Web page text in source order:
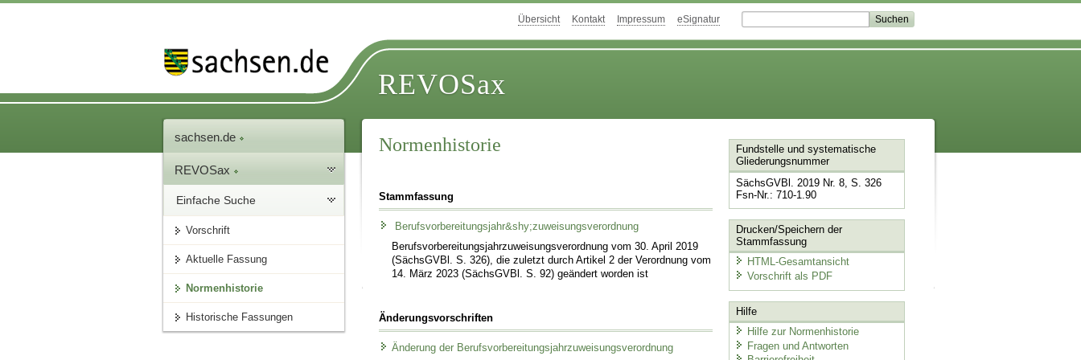
Übersicht Kontakt Impressum eSignatur
REVOSax
sachsen.de
REVOSax
Einfache Suche
Vorschrift
Aktuelle Fassung
Normenhistorie
Historische Fassungen
Normenhistorie
Stammfassung
Berufsvorbereitungsjahr&shy;zuweisungsverordnung
Berufsvorbereitungsjahr­zuweisungsverordnung vom 30. April 2019
(SächsGVBl. S. 326), die zuletzt durch Artikel 2 der Verordnung vom
14. März 2023 (SächsGVBl. S. 92) geändert worden ist
Änderungsvorschriften
Änderung der Berufsvorbereitungsjahrzuweisungsverordnung
Fundstelle und systematische
Gliederungsnummer
SächsGVBl. 2019 Nr. 8, S. 326
Fsn-Nr.: 710-1.90
Drucken/Speichern der
Stammfassung
HTML-Gesamtansicht
Vorschrift als PDF
Hilfe
Hilfe zur Normenhistorie
Fragen und Antworten